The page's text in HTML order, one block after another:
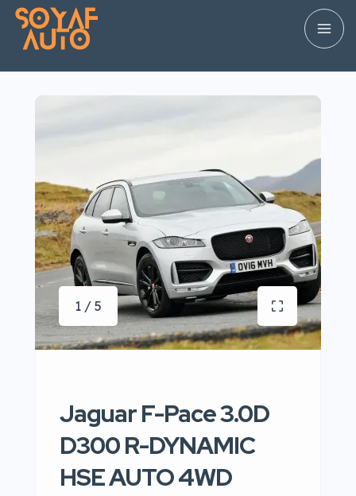
1 / 5
Jaguar F-Pace 3.0D
D300 R-DYNAMIC
HSE AUTO 4WD